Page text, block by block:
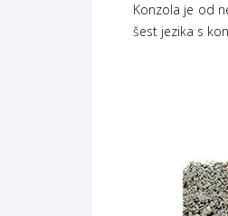
Konzola je od
šest jezika s